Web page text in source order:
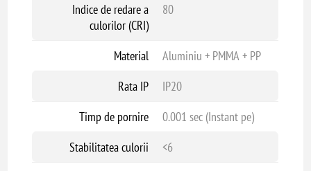
Indice de redare a
culorilor (CRI)
80
Material
Aluminiu + PMMA + PP
Rata IP
IP20
Timp de pornire
0.001 sec (Instant pe)
Stabilitatea culorii
<6